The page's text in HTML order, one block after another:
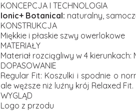
KONCEPCJA I TECHNOLOGIA
Ionic+ Botanical: naturalny,
KONSTRUKCJA
Miękkie i płaskie szwy owerlokowe
MATERIAŁY
Materiał rozciągliwy w 4
DOPASOWANIE
Regular Fit: Koszulki i spodnie o
ale węższe niż luźny krój Relaxed Fit.
WYGLĄD
Logo z przodu